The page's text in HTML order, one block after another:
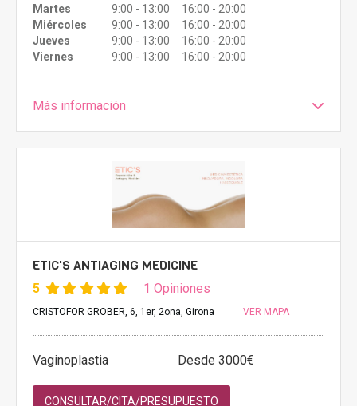
Martes
9:00 - 13:00 16:00 - 20:00
Miércoles
9:00 - 13:00 16:00 - 20:00
Jueves
9:00 - 13:00 16:00 - 20:00
Viernes
9:00 - 13:00 16:00 - 20:00
Más información
ETIC'S ANTIAGING MEDICINE
5 1 Opiniones
CRISTOFOR GROBER, 6, 1er, 2ona, Girona VER MAPA
Vaginoplastia Desde 3000€
CONSULTAR/CITA/PRESUPUESTO